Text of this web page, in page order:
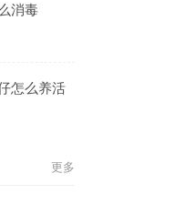
消毒
怎么养活
更多